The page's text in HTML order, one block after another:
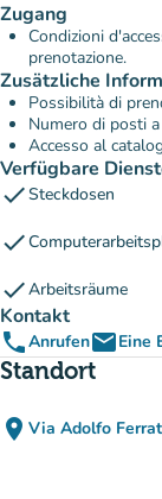
Zugang
Condizioni
prenotazione.
Zusätzliche
Possibilità di
Numero di posti
Accesso al
Verfügbare
checkSteckdosen
check
checkArbeitsräume
Kontakt
phoneAnrufenemailEine
Standort
place Via Adolfo